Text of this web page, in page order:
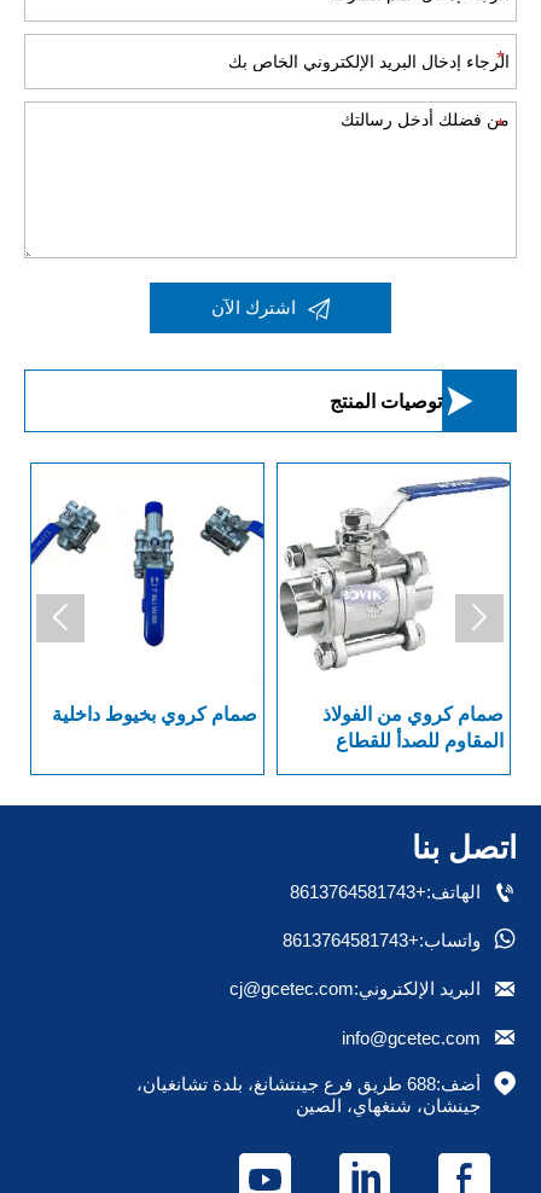
 اشترك الآن
توصيات المنتج
صمام كروي بخيوط داخلية
صمام كروي من الفولاذ
المقاوم للصدأ للقطاع
 
اتصل بنا
 الهاتف:+8613764581743
 واتساب:+8613764581743
 البريد الإلكتروني:cj@gcetec.com

info@gcetec.com

أضف:688 طريق فرع جينتشانغ، بلدة تشانغيان،
جينشان، شنغهاي، الصين